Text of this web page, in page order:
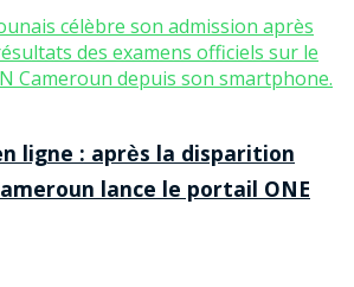
ligne : après la disparition
lance le portail ONE